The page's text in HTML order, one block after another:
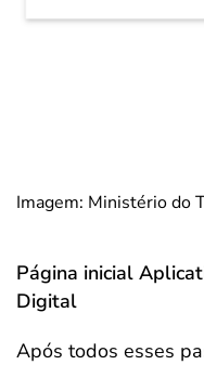
Imagem: Ministério do
Página inicial
Digital
Após todos esses